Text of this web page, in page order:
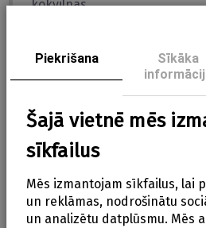
kokvilnas
pārsteiguma refleksu,
un kustēties veselīgai
kokonu ērtu guļammaisu
Nomierina bērnu un sniedz
Var mazgāt veļasmašīnā
Izgatavots no
Piekrišana
Šajā vietnē mēs
sīkfailus
Mēs izmantojam sīkfailus, lai
un reklāmas, nodrošinātu
un analizētu datplūsmu. Mēs
Sīkāka